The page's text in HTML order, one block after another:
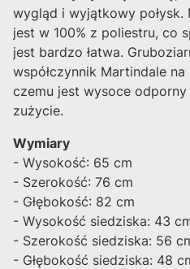
wygląd i wyjątkowy połysk.
jest w 100% z poliestru, co
jest bardzo łatwa.
współczynnik Martindale
czemu jest wysoce
zużycie.
Wymiary
- Wysokość: 65 cm
- Szerokość: 76 cm
- Głębokość: 82 cm
- Wysokość siedziska: 43
- Szerokość siedziska: 56
- Głębokość siedziska: 48